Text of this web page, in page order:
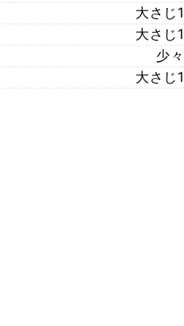
大さじ1
大さじ1
少々
大さじ1